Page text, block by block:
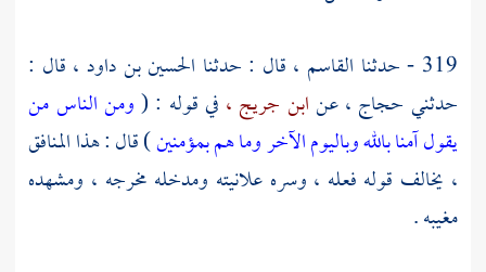
319 - حدثنا
القاسم ، قال : حدثنا الحسين بن داود ، قال :
حدثني حجاج ، عنابن جريج ، في قوله : (ومن الناس من
يقول آمنا بالله وباليوم الآخر وما هم بمؤمنين) قال : هذا المنافق
، يخالف قوله فعله ، وسره علانيته ومدخله مخرجه ، ومشهده
مغيبه .